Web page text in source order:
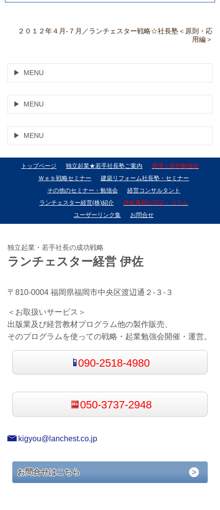
２０１２年４月-７月／ランチェスター戦略☆社長塾＜原則・応
用編＞
MENU
MENU
MENU
トップページ 独立起業★若手社長塾ご案内
原理☆原則勉強会
Ｗｅｂ戦略セミナー
建築リフォーム社長塾・セミナー
その他のセミナー・勉強会
経営コンサルタント
ランチェスター経営(株)紹介
伊佐康和の日記・コラム
ユーザーリンク集
お問合せ
独立起業・若手社長の成功戦略
ランチェスター経営 伊佐
〒810-0004 福岡県福岡市中央区渡辺通２-３-３
＜お取扱いサービス＞
出版業及び経営教材プログラム他の製作販売、
そのプログラムを使っての戦略・起業勉強会開催・運営。
090-2518-4980
050-3737-2948
kigyou@lanchest.co.jp
お問合せはこちら